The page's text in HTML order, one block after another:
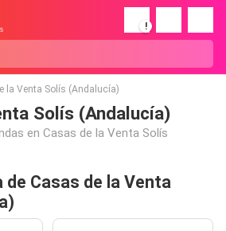
!
la Venta Solís (Andalucía)
Solís (Andalucía)
en Casas de la Venta Solís
de Casas de la Venta